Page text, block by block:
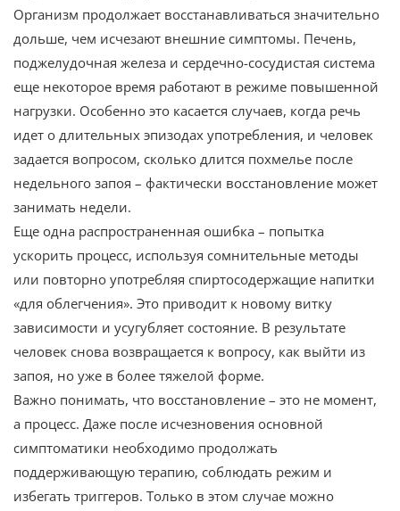
Организм продолжает восстанавливаться значительно
дольше, чем исчезают внешние симптомы. Печень,
поджелудочная железа и сердечно-сосудистая система
еще некоторое время работают в режиме повышенной
нагрузки. Особенно это касается случаев, когда речь
идет о длительных эпизодах употребления, и человек
задается вопросом, сколько длится похмелье после
недельного запоя – фактически восстановление может
занимать недели.
Еще одна распространенная ошибка – попытка
ускорить процесс, используя сомнительные методы
или повторно употребляя спиртосодержащие напитки
«для облегчения». Это приводит к новому витку
зависимости и усугубляет состояние. В результате
человек снова возвращается к вопросу, как выйти из
запоя, но уже в более тяжелой форме.
Важно понимать, что восстановление – это не момент,
а процесс. Даже после исчезновения основной
симптоматики необходимо продолжать
поддерживающую терапию, соблюдать режим и
избегать триггеров. Только в этом случае можно